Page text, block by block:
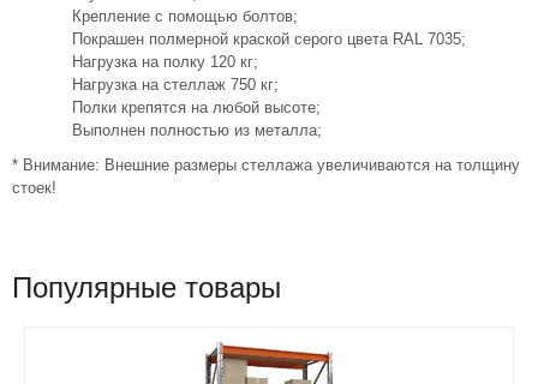
Крепление с помощью болтов;
Покрашен полмерной краской серого цвета RAL 7035;
Нагрузка на полку 120 кг;
Нагрузка на стеллаж 750 кг;
Полки крепятся на любой высоте;
Выполнен полностью из металла;
* Внимание: Внешние размеры стеллажа увеличиваются на толщину
стоек!
Популярные товары